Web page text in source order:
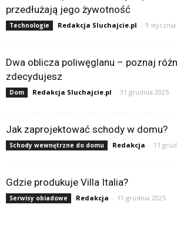
przedłużają jego żywotność
Technologie Redakcja Sluchajcie.pl - 9 stycznia
Dwa oblicza poliwęglanu – poznaj
zdecydujesz
Dom Redakcja Sluchajcie.pl - 31 grudnia 2025
Jak zaprojektować schody w domu?
Schody wewnętrzne do domu Redakcja - 11
Gdzie produkuje Villa Italia?
Serwisy obiadowe Redakcja - 11 grudnia 2025